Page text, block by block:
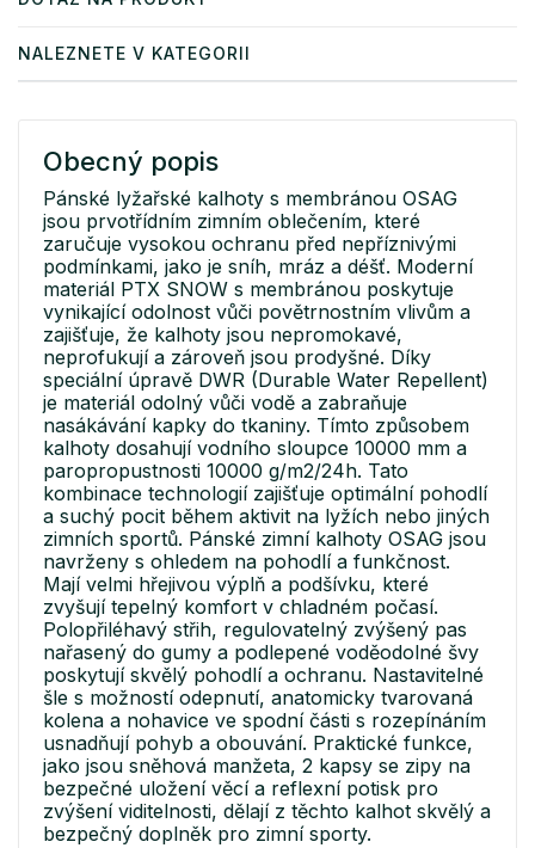
NALEZNETE V KATEGORII
Obecný popis
Pánské lyžařské kalhoty s membránou OSAG
jsou prvotřídním zimním oblečením, které
zaručuje vysokou ochranu před nepříznivými
podmínkami, jako je sníh, mráz a déšť. Moderní
materiál PTX SNOW s membránou poskytuje
vynikající odolnost vůči povětrnostním vlivům a
zajišťuje, že kalhoty jsou nepromokavé,
neprofukují a zároveň jsou prodyšné. Díky
speciální úpravě DWR (Durable Water Repellent)
je materiál odolný vůči vodě a zabraňuje
nasákávání kapky do tkaniny. Tímto způsobem
kalhoty dosahují vodního sloupce 10000 mm a
paropropustnosti 10000 g/m2/24h. Tato
kombinace technologií zajišťuje optimální pohodlí
a suchý pocit během aktivit na lyžích nebo jiných
zimních sportů. Pánské zimní kalhoty OSAG jsou
navrženy s ohledem na pohodlí a funkčnost.
Mají velmi hřejivou výplň a podšívku, které
zvyšují tepelný komfort v chladném počasí.
Polopřiléhavý střih, regulovatelný zvýšený pas
nařasený do gumy a podlepené voděodolné švy
poskytují skvělý pohodlí a ochranu. Nastavitelné
šle s možností odepnutí, anatomicky tvarovaná
kolena a nohavice ve spodní části s rozepínáním
usnadňují pohyb a obouvání. Praktické funkce,
jako jsou sněhová manžeta, 2 kapsy se zipy na
bezpečné uložení věcí a reflexní potisk pro
zvýšení viditelnosti, dělají z těchto kalhot skvělý a
bezpečný doplněk pro zimní sporty.